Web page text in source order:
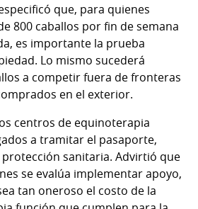
que, para quienes
800 caballos por fin de semana
es importante la prueba
Lo mismo sucederá
a competir fuera de fronteras
en el exterior.
centros de equinoterapia
a tramitar el pasaporte,
sanitaria. Advirtió que
se evalúa implementar apoyo,
tan oneroso el costo de la